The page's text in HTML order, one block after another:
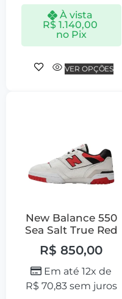
À vista
R$1.140,00
no Pix
VER OPÇÕES
New Balance 550
Sea Salt True Red
R$ 850,00
Em até 12x de
R$ 70,83sem juros